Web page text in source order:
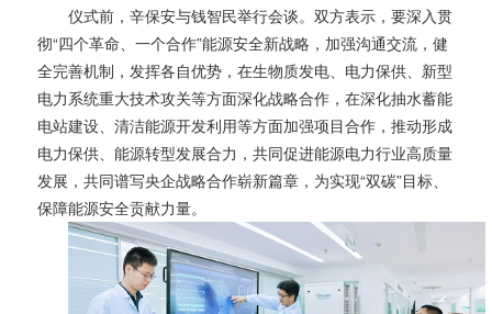
仪式前，辛保安与钱智民举行会谈。双方表示，要深入贯
彻“四个革命、一个合作”能源安全新战略，加强沟通交流，健
全完善机制，发挥各自优势，在生物质发电、电力保供、新型
电力系统重大技术攻关等方面深化战略合作，在深化抽水蓄能
电站建设、清洁能源开发利用等方面加强项目合作，推动形成
电力保供、能源转型发展合力，共同促进能源电力行业高质量
发展，共同谱写央企战略合作崭新篇章，为实现“双碳”目标、
保障能源安全贡献力量。